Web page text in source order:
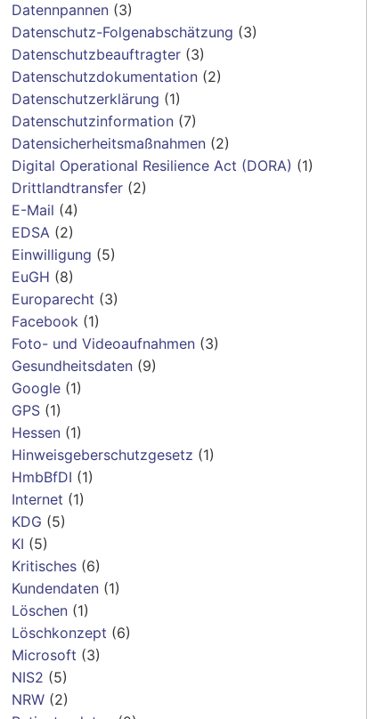
Datennpannen(3)
Datenschutz-Folgenabschätzung (3)
Datenschutzbeauftragter(3)
Datenschutzdokumentation(2)
Datenschutzerklärung (1)
Datenschutzinformation(7)
Datensicherheitsmaßnahmen(2)
Digital Operational Resilience Act (DORA) (1)
Drittlandtransfer(2)
E-Mail (4)
EDSA(2)
Einwilligung (5)
EuGH (8)
Europarecht (3)
Facebook(1)
Foto- und Videoaufnahmen(3)
Gesundheitsdaten(9)
Google(1)
GPS(1)
Hessen(1)
Hinweisgeberschutzgesetz (1)
HmbBfDI (1)
Internet (1)
KDG (5)
KI (5)
Kritisches(6)
Kundendaten(1)
Löschen(1)
Löschkonzept (6)
Microsoft (3)
NIS2 (5)
NRW(2)